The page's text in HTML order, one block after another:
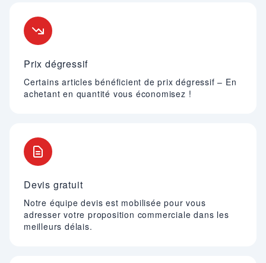
Prix dégressif
Certains articles bénéficient de prix dégressif – En
achetant en quantité vous économisez !
Devis gratuit
Notre équipe devis est mobilisée pour vous
adresser votre proposition commerciale dans les
meilleurs délais.